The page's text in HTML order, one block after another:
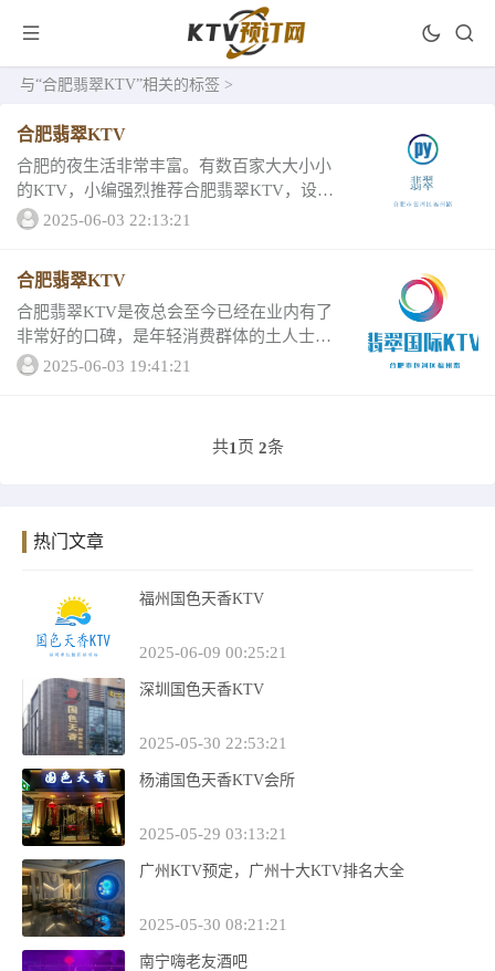
与“合肥翡翠KTV”相关的标签 >
合肥翡翠KTV
合肥的夜生活非常丰富。有数百家大大小小
的KTV，小编强烈推荐合肥翡翠KTV，设备
设施好，包厢风格棒。让我们一起来看看合
2025-06-03 22:13:21
合肥翡翠KTV
合肥翡翠KTV是夜总会至今已经在业内有了
非常好的口碑，是年轻消费群体的土人士招
待对方，往往不虚此行。心动不如行动，如
2025-06-03 19:41:21
共1 页 2条
热门文章
福州国色天香KTV
2025-06-09 00:25:21
深圳国色天香KTV
2025-05-30 22:53:21
杨浦国色天香KTV会所
2025-05-29 03:13:21
广州KTV预定，广州十大KTV排名大全
2025-05-30 08:21:21
南宁嗨老友酒吧